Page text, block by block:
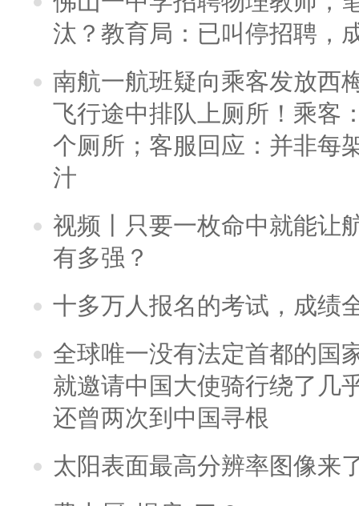
汰？教育局：已叫停招聘，
南航一航班疑向乘客发放西
飞行途中排队上厕所！乘客
个厕所；客服回应：并非每
汁
视频丨只要一枚命中就能让
有多强？
十多万人报名的考试，成绩
全球唯一没有法定首都的国
就邀请中国大使骑行绕了几
还曾两次到中国寻根
太阳表面最高分辨率图像来